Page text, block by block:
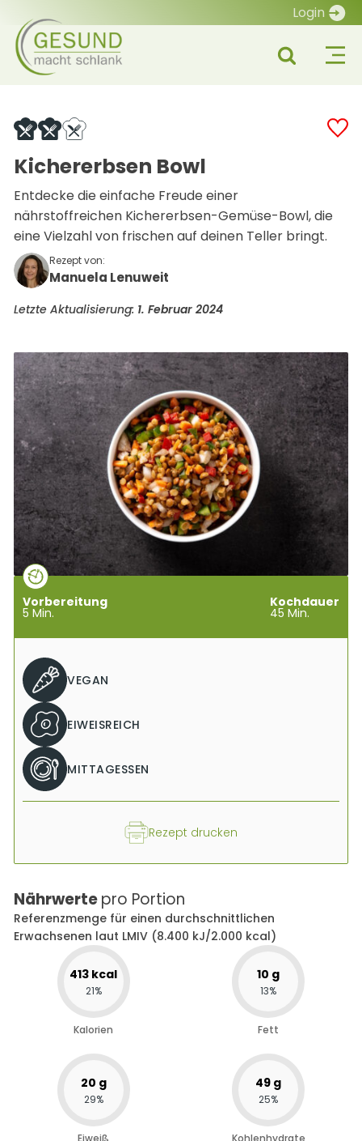
Login
Kichererbsen Bowl
Entdecke die einfache Freude einer
nährstoffreichen Kichererbsen-Gemüse-Bowl, die
eine Vielzahl von frischen auf deinen Teller bringt.
Rezept von:
Manuela Lenuweit
Letzte Aktualisierung: 1. Februar 2024
Vorbereitung
5 Min.
Kochdauer
45 Min.
VEGAN
EIWEISREICH
MITTAGESSEN
Rezept drucken
Nährwertepro Portion
Referenzmenge für einen durchschnittlichen
Erwachsenen laut LMIV (8.400 kJ/2.000 kcal)
413 kcal
21%
Kalorien
10 g
13%
Fett
20 g
29%
49 g
25%